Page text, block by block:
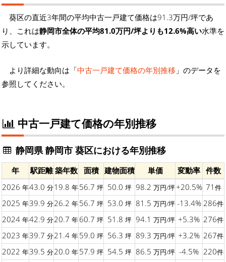
葵区の直近3年間の平均中古一戸建て価格は91.3万円/坪であ
り、これは静岡市全体の平均81.0万円/坪よりも12.6%高い水準を
示しています。
より詳細な動向は「中古一戸建て価格の年別推移 」のデータを
参照してください。
中古一戸建て価格の年別推移
静岡県 静岡市 葵区における年別推移
年 駅距離 築年数 面積 建物面積 単価 変動率 件数
2026 年43.0 分19.8 年56.7 坪 50.0 坪 98.2 万円/坪+20.5% 71 件
2025 年39.9 分26.2 年56.7 坪 53.0 坪 81.5 万円/坪 -13.4% 286件
2024 年42.9 分20.7 年60.7 坪 51.8 坪 94.1 万円/坪 +5.3% 276件
2023 年39.7 分21.4 年59.0 坪 56.3 坪 89.3 万円/坪 +3.2% 267件
2022 年39.5 分20.0 年57.9 坪 54.5 坪 86.5 万円/坪 -4.5% 220件